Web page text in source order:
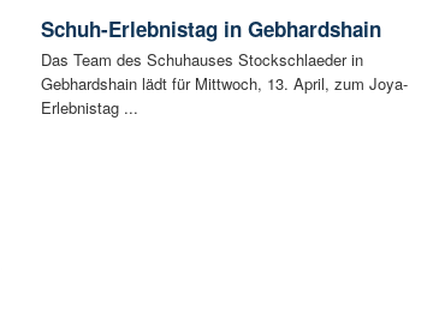
Schuh-Erlebnistag in Gebhardshain
Das Team des Schuhauses Stockschlaeder in
Gebhardshain lädt für Mittwoch, 13. April, zum Joya-
Erlebnistag ...